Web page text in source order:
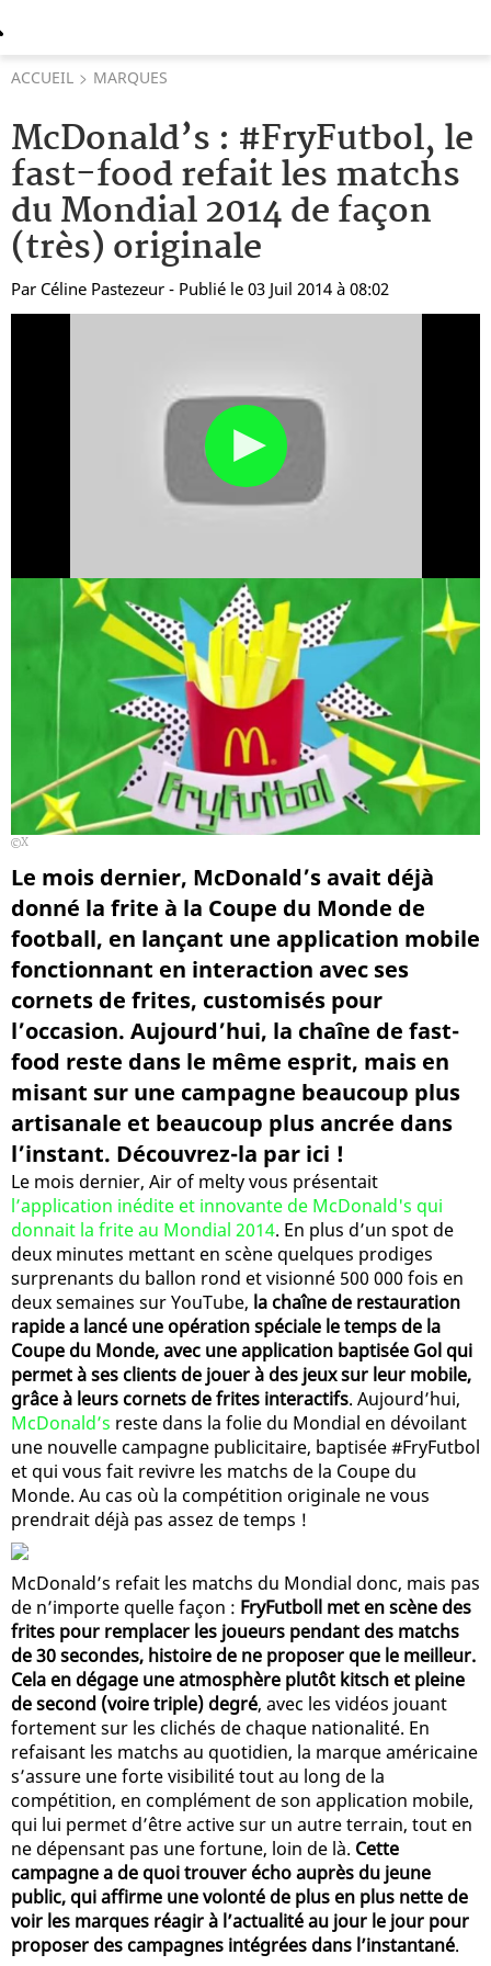
ACCUEIL MARQUES
McDonald’s : #FryFutbol, le
fast-food refait les matchs
du Mondial 2014 de façon
(très) originale
Par Céline Pastezeur - Publié le 03 Juil 2014 à 08:02
X
Le mois dernier, McDonald’s avait déjà
donné la frite à la Coupe du Monde de
football, en lançant une application mobile
fonctionnant en interaction avec ses
cornets de frites, customisés pour
l’occasion. Aujourd’hui, la chaîne de fast-
food reste dans le même esprit, mais en
misant sur une campagne beaucoup plus
artisanale et beaucoup plus ancrée dans
l’instant. Découvrez-la par ici !
Le mois dernier, Air of melty vous présentait
l’application inédite et innovante de McDonald's qui
donnait la frite au Mondial 2014. En plus d’un spot de
deux minutes mettant en scène quelques prodiges
surprenants du ballon rond et visionné 500 000 fois en
deux semaines sur YouTube, la chaîne de restauration
rapide a lancé une opération spéciale le temps de la
Coupe du Monde, avec une application baptisée Gol qui
permet à ses clients de jouer à des jeux sur leur mobile,
grâce à leurs cornets de frites interactifs. Aujourd’hui,
McDonald’s reste dans la folie du Mondial en dévoilant
une nouvelle campagne publicitaire, baptisée #FryFutbol
et qui vous fait revivre les matchs de la Coupe du
Monde. Au cas où la compétition originale ne vous
prendrait déjà pas assez de temps !
McDonald’s refait les matchs du Mondial donc, mais pas
de n’importe quelle façon : FryFutboll met en scène des
frites pour remplacer les joueurs pendant des matchs
de 30 secondes, histoire de ne proposer que le meilleur.
Cela en dégage une atmosphère plutôt kitsch et pleine
de second (voire triple) degré, avec les vidéos jouant
fortement sur les clichés de chaque nationalité. En
refaisant les matchs au quotidien, la marque américaine
s’assure une forte visibilité tout au long de la
compétition, en complément de son application mobile,
qui lui permet d’être active sur un autre terrain, tout en
ne dépensant pas une fortune, loin de là. Cette
campagne a de quoi trouver écho auprès du jeune
public, qui affirme une volonté de plus en plus nette de
voir les marques réagir à l’actualité au jour le jour pour
proposer des campagnes intégrées dans l’instantané.